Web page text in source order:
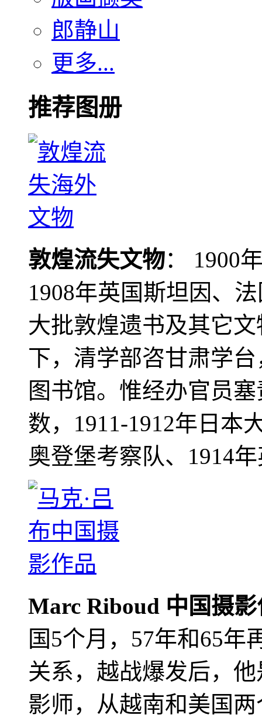
郎静山
更多...
推荐图册
敦煌流失文物： 1900
1908年英国斯坦因、
大批敦煌遗书及其它
下，清学部咨甘肃学
图书馆。惟经办官员
数，1911-1912年日本
奥登堡考察队、1914
Marc Riboud 中国摄
国5个月，57年和65年
关系，越战爆发后，
影师，从越南和美国